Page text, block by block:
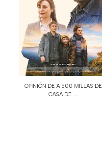
OPINIÓN DE A 500 MILLAS DE
CASA DE ...